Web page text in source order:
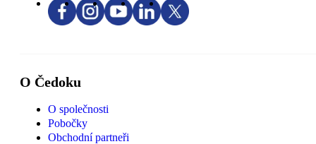
O Čedoku
O společnosti
Pobočky
Obchodní partneři